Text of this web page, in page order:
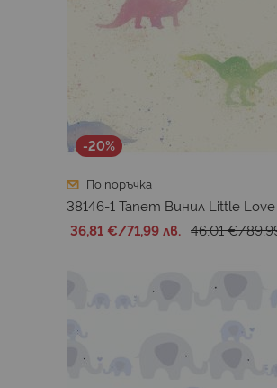
-20%
По поръчка
38146-1 Тапет Винил Little Love
36,81 €/71,99 лв. 46,01 €/